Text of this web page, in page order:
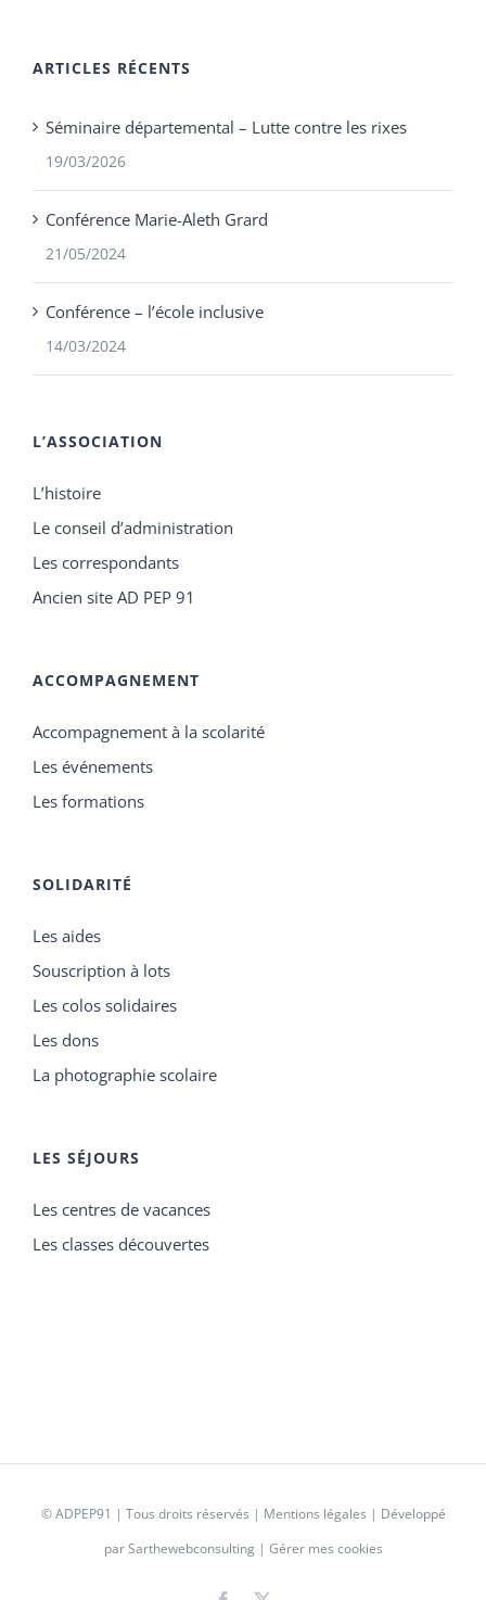
ARTICLES RÉCENTS
Séminaire départemental – Lutte contre les rixes
19/03/2026
Conférence Marie-Aleth Grard
21/05/2024
Conférence – l’école inclusive
14/03/2024
L’ASSOCIATION
L’histoire
Le conseil d’administration
Les correspondants
Ancien site AD PEP 91
ACCOMPAGNEMENT
Accompagnement à la scolarité
Les événements
Les formations
SOLIDARITÉ
Les aides
Souscription à lots
Les colos solidaires
Les dons
La photographie scolaire
LES SÉJOURS
Les centres de vacances
Les classes découvertes
©ADPEP91 | Tous droits réservés | Mentions légales | Développé
parSarthewebconsulting| Gérer mes cookies